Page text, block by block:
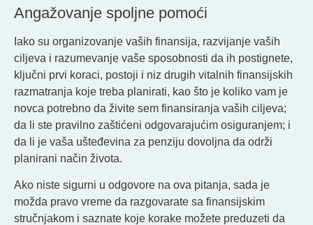
Angažovanje spoljne pomoći
Iako su organizovanje vaših finansija, razvijanje vaših
ciljeva i razumevanje vaše sposobnosti da ih postignete,
ključni prvi koraci, postoji i niz drugih vitalnih finansijskih
razmatranja koje treba planirati, kao što je koliko vam je
novca potrebno da živite sem finansiranja vaših ciljeva;
da li ste pravilno zaštićeni odgovarajućim osiguranjem; i
da li je vaša ušteđevina za penziju dovoljna da održi
planirani način života.
Ako niste sigurni u odgovore na ova pitanja, sada je
možda pravo vreme da razgovarate sa finansijskim
stručnjakom i saznate koje korake možete preduzeti da